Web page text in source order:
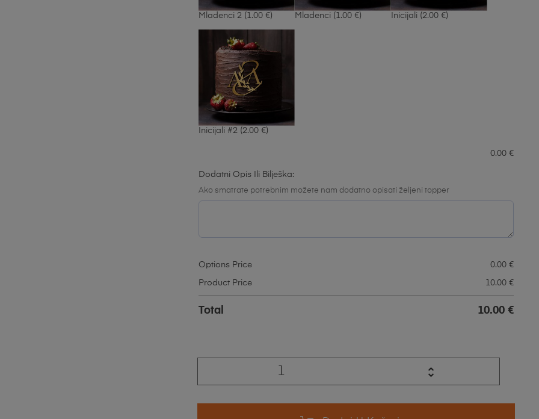
Mladenci 2 (1.00 €) Mladenci (1.00 €) Inicijali (2.00 €)
Inicijali #2 (2.00 €)
0.00 €
Dodatni Opis Ili Bilješka:
Ako smatrate potrebnim možete nam dodatno opisati željeni topper
Options Price 0.00 €
Product Price 10.00 €
Total 10.00 €